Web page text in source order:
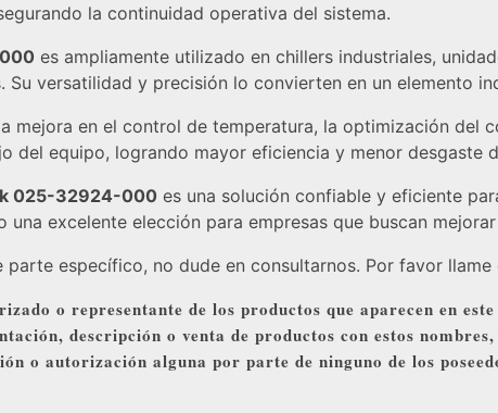
la continuidad operativa del sistema.
es ampliamente utilizado en chillers industriales,
versatilidad y precisión lo convierten en un elemento
mejora en el control de temperatura, la optimización
del equipo, logrando mayor eficiencia y menor desgaste
025-32924-000 es una solución confiable y eficiente
excelente elección para empresas que buscan
específico, no dude en consultarnos. Por favor
o representante de los productos que aparecen en
descripción o venta de productos con estos
o autorización alguna por parte de ninguno de los